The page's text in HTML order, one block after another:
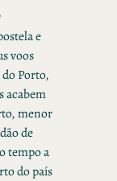
e
voos
Porto,
acabem
menor
de
tempo a
do país